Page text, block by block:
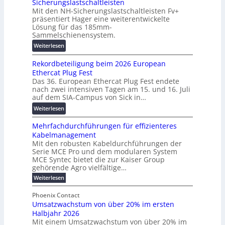
l
e
T
r
a
n
s
p
a
r
e
n
z
u
:
F
o
r
s
h
u
n
g
s
f
r
d
e
r
u
n
g
b
r
a
u
l
t
a
-
X
2
0
2
7
w
i
r
d
z
u
m
E
n
e
r
g
u
Sicherungslastschaltleisten
Mit den NH-Sicherungslastschaltleisten Fv+
präsentiert Hager eine weiterentwickelte
Lösung für das 185mm-
Sammelschienensystem.
Weiterlesen:
W
e
i
t
e
r
e
n
t
w
i
c
k
e
l
e
N
H
Rekordbeteiligung beim 2026 European
Ethercat Plug Fest
Das 36. European Ethercat Plug Fest endete
nach zwei intensiven Tagen am 15. und 16. Juli
auf dem SIA-Campus von Sick in…
Weiterlesen:
R
e
k
o
r
d
b
e
t
e
i
l
Mehrfachdurchführungen für effizienteres
Kabelmanagement
Mit den robusten Kabeldurchführungen der
Serie MCE Pro und dem modularen System
MCE Syntec bietet die zur Kaiser Group
gehörende Agro vielfältige…
Weiterlesen:
M
h
r
f
a
Phoenix Contact
Umsatzwachstum von über 20% im ersten
Halbjahr 2026
Mit einem Umsatzwachstum von über 20% im